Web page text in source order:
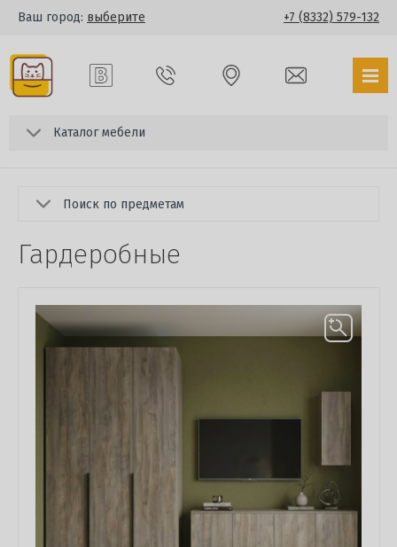
Ваш город: выберите +7 (8332) 579-132
Каталог мебели
Поиск по предметам
Гардеробные